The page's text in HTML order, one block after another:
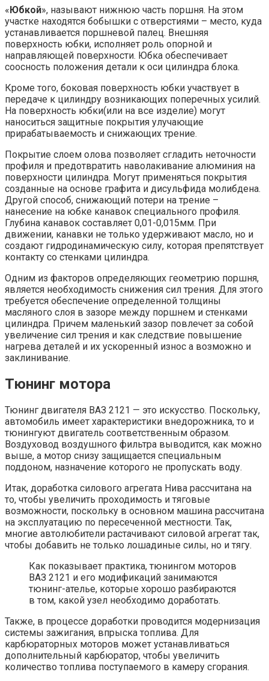
«Юбкой», называют нижнюю часть поршня. На этом
участке находятся бобышки с отверстиями – место, куда
устанавливается поршневой палец. Внешняя
поверхность юбки, исполняет роль опорной и
направляющей поверхности. Юбка обеспечивает
соосность положения детали к оси цилиндра блока.
Кроме того, боковая поверхность юбки участвует в
передаче к цилиндру возникающих поперечных усилий.
На поверхность юбки(или на все изделие) могут
наноситься защитные покрытия улучающие
прирабатываемость и снижающих трение.
Покрытие слоем олова позволяет сгладить неточности
профиля и предотвратить наволакивание алюминия на
поверхности цилиндра. Могут применяться покрытия
созданные на основе графита и дисульфида молибдена.
Другой способ, снижающий потери на трение –
нанесение на юбке канавок специального профиля.
Глубина канавок составляет 0,01-0,015мм. При
движении, канавки не только удерживают масло, но и
создают гидродинамическую силу, которая препятствует
контакту со стенками цилиндра.
Одним из факторов определяющих геометрию поршня,
является необходимость снижения сил трения. Для этого
требуется обеспечение определенной толщины
масляного слоя в зазоре между поршнем и стенками
цилиндра. Причем маленький зазор повлечет за собой
увеличение сил трения и как следствие повышение
нагрева деталей и их ускоренный износ а возможно и
заклинивание.
Тюнинг мотора
Тюнинг двигателя ВАЗ 2121 — это искусство. Поскольку,
автомобиль имеет характеристики внедорожника, то и
тюнингуют двигатель соответственным образом.
Воздуховод воздушного фильтра выводится, как можно
выше, а мотор снизу защищается специальным
поддоном, назначение которого не пропускать воду.
Итак, доработка силового агрегата Нива рассчитана на
то, чтобы увеличить проходимость и тяговые
возможности, поскольку в основном машина рассчитана
на эксплуатацию по пересеченной местности. Так,
многие автолюбители растачивают силовой агрегат так,
чтобы добавить не только лошадиные силы, но и тягу.
Как показывает практика, тюнингом моторов
ВАЗ 2121 и его модификаций занимаются
тюнинг-ателье, которые хорошо разбираются
в том, какой узел необходимо доработать.
Также, в процессе доработки проводится модернизация
системы зажигания, впрыска топлива. Для
карбюраторных моторов может устанавливаться
дополнительный карбюратор, чтобы увеличить
количество топлива поступаемого в камеру сгорания.